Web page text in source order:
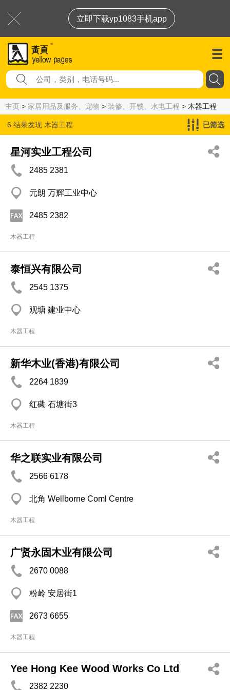
立即下载yp1083手机app
主页 > 家居用品及服务、宠物 > 装修、开锁、水电工程 > 木器工程
6 结果发现 木器工程 已筛选
星河实业工程公司
2485 2381
元朗 万辉工业中心
2485 2382
木器工程
泰恒兴有限公司
2545 1375
观塘 建业中心
木器工程
新华木业(香港)有限公司
2264 1839
红磡 石塘街3
木器工程
华之联实业有限公司
2566 6178
北角 Wellborne Coml Centre
木器工程
广贤永固木业有限公司
2670 0088
粉岭 安居街1
2673 6655
木器工程
Yee Hong Kee Wood Works Co Ltd
2382 2230